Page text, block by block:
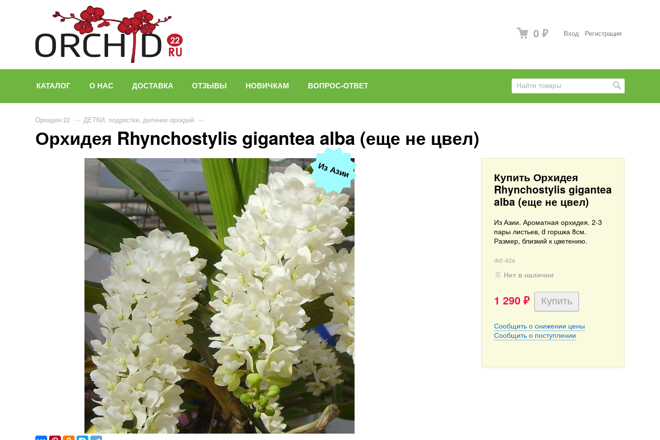
Вход Регистрация
0 ₽
КАТАЛОГ О НАС ДОСТАВКА ОТЗЫВЫ НОВИЧКАМ ВОПРОС-ОТВЕТ
Орхидеи 22 → ДЕТКИ, подростки, деленки орхидей →
Орхидея Rhynchostylis gigantea alba (еще не цвел)
Купить Орхидея
Rhynchostylis gigantea
alba (еще не цвел)
Из Азии. Ароматная орхидея. 2-3
пары листьев, d горшка 8см.
Размер, близкий к цветению.
det-42a
Нет в наличии
1 290 ₽
Сообщить о снижении цены
Сообщить о поступлении
Из Азии